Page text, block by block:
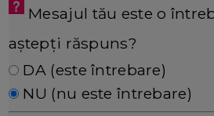
Mesajul tău este o
aștepți răspuns?
DA (este întrebare)
NU (nu este întrebare)